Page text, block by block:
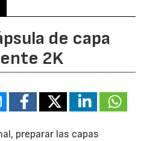
de capa
2K
preparar las capas